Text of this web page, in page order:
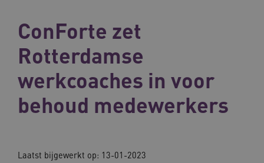
ConForte zet
Rotterdamse
werkcoaches in voor
behoud medewerkers
Laatst bijgewerkt op: 13-01-2023